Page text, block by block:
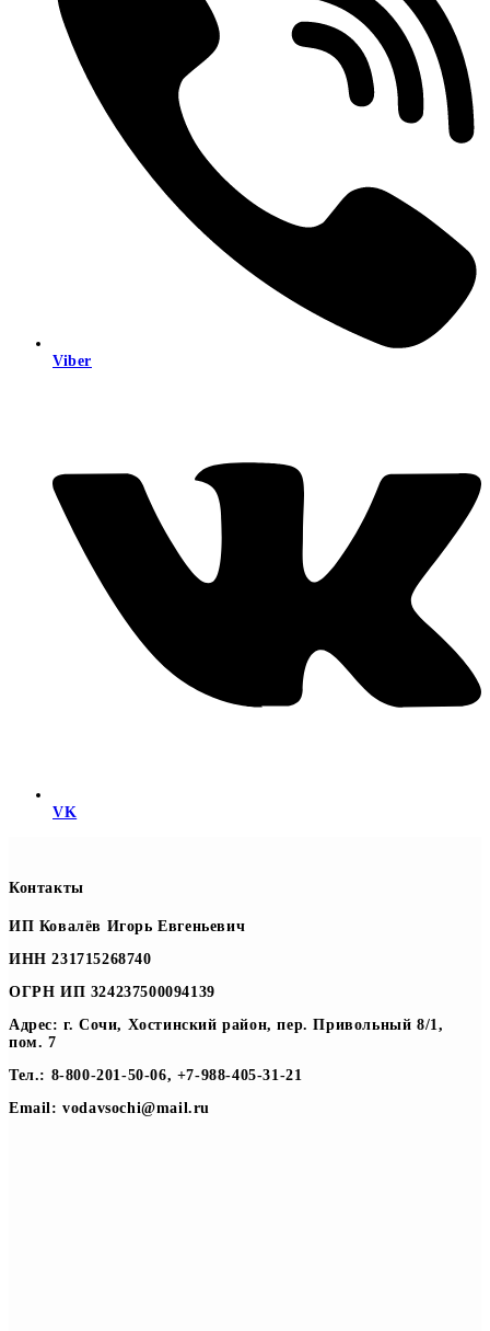
Viber
VK
Контакты
ИП Ковалёв Игорь Евгеньевич
ИНН 231715268740
ОГРН ИП 324237500094139
Адрес: г. Сочи, Хостинский район, пер. Привольный 8/1,
пом. 7
Тел.: 8-800-201-50-06, +7-988-405-31-21
Email: vodavsochi@mail.ru